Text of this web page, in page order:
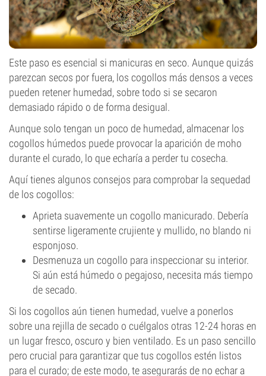
Este paso es esencial si manicuras en seco. Aunque quizás
parezcan secos por fuera, los cogollos más densos a veces
pueden retener humedad, sobre todo si se secaron
demasiado rápido o de forma desigual.
Aunque solo tengan un poco de humedad, almacenar los
cogollos húmedos puede provocar la aparición de moho
durante el curado, lo que echaría a perder tu cosecha.
Aquí tienes algunos consejos para comprobar la sequedad
de los cogollos:
Aprieta suavemente un cogollo manicurado. Debería
sentirse ligeramente crujiente y mullido, no blando ni
esponjoso.
Desmenuza un cogollo para inspeccionar su interior.
Si aún está húmedo o pegajoso, necesita más tiempo
de secado.
Si los cogollos aún tienen humedad, vuelve a ponerlos
sobre una rejilla de secado o cuélgalos otras 12-24 horas en
un lugar fresco, oscuro y bien ventilado. Es un paso sencillo
pero crucial para garantizar que tus cogollos estén listos
para el curado; de este modo, te asegurarás de no echar a